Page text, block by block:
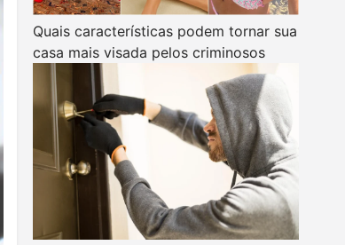
Quais características podem tornar sua
casa mais visada pelos criminosos